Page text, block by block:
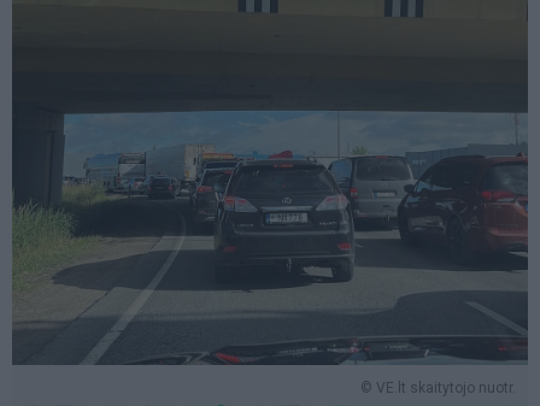
© VE.lt skaitytojo nuotr.